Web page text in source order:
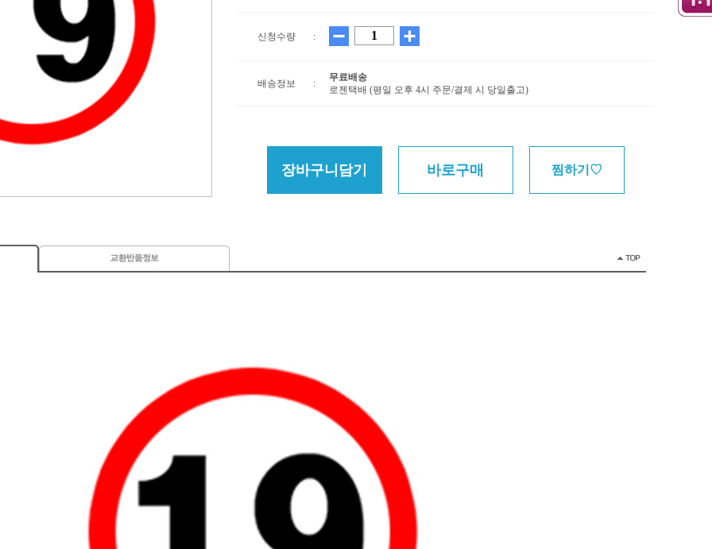
신청수량 :
배송정보 :
무료배송
로젠택배 (평일 오후 4시 주문/결제 시 당일출고)